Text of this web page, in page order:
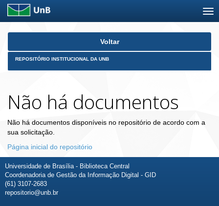
Skip
Voltar
REPOSITÓRIO INSTITUCIONAL DA UNB
Não há documentos
Não há documentos disponíveis no repositório de acordo com a
sua solicitação.
Página inicial do repositório
Universidade de Brasília - Biblioteca Central
Coordenadoria de Gestão da Informação Digital - GID
(61) 3107-2683
repositorio@unb.br